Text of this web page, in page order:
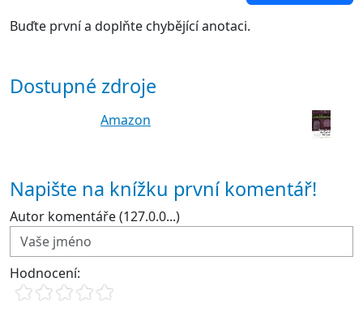
Buďte první a doplňte chybějící anotaci.
Dostupné zdroje
Amazon
Napište na knížku první komentář!
Autor komentáře (127.0.0...)
Hodnocení: